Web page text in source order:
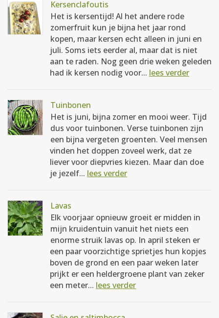
Kersenclafoutis
Het is kersentijd! Al het andere rode
zomerfruit kun je bijna het jaar rond
kopen, maar kersen echt alleen in juni en
juli. Soms iets eerder al, maar dat is niet
aan te raden. Nog geen drie weken geleden
had ik kersen nodig voor... lees verder
Tuinbonen
Het is juni, bijna zomer en mooi weer. Tijd
dus voor tuinbonen. Verse tuinbonen zijn
een bijna vergeten groenten. Veel mensen
vinden het doppen zoveel werk, dat ze
liever voor diepvries kiezen. Maar dan doe
je jezelf... lees verder
Lavas
Elk voorjaar opnieuw groeit er midden in
mijn kruidentuin vanuit het niets een
enorme struik lavas op. In april steken er
een paar voorzichtige sprietjes hun kopjes
boven de grond en een paar weken later
prijkt er een heldergroene plant van zeker
een meter... lees verder